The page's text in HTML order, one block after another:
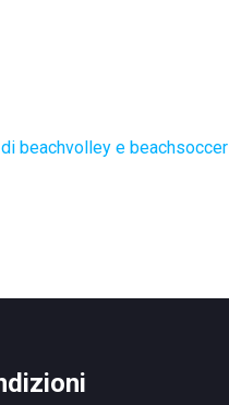
beachvolley e beachsoccer